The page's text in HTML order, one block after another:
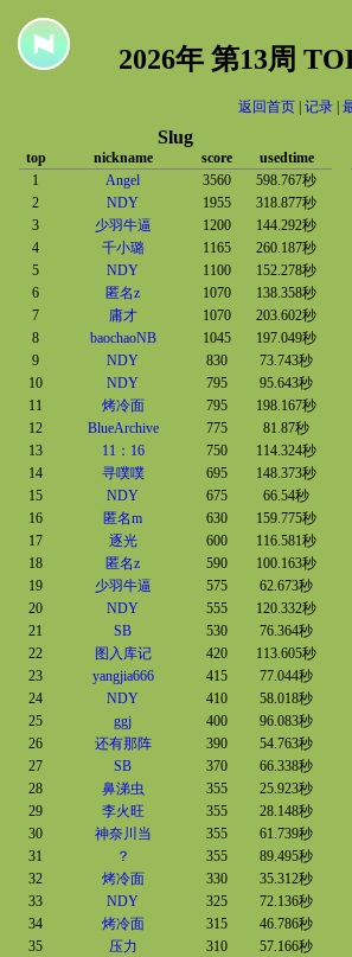
2026年 第13周
返回首页 记录
Slug
top nickname score
usedtime
1
Angel 3560
598.767秒
2
NDY 1955
318.877秒
3
少羽牛逼 1200
144.292秒
4
千小璐 1165
260.187秒
5
NDY 1100
152.278秒
6
匿名z 1070
138.358秒
7
庸才 1070
203.602秒
8
baochaoNB 1045
197.049秒
9
NDY 830
73.743秒
10
NDY 795
95.643秒
11
烤冷面 795
198.167秒
12
BlueArchive 775
81.87秒
13
11：16 750
114.324秒
14
寻噗噗 695
148.373秒
15
NDY 675
66.54秒
16
匿名m 630
159.775秒
17
逐光 600
116.581秒
18
匿名z 590
100.163秒
19
少羽牛逼 575
62.673秒
20
NDY 555
120.332秒
21
SB 530
76.364秒
22
图入库记 420
113.605秒
23
yangjia666 415
77.044秒
24
NDY 410
58.018秒
25
ggj 400
96.083秒
26
还有那阵 390
54.763秒
27
SB 370
66.338秒
28
鼻涕虫 355
25.923秒
29
李火旺 355
28.148秒
30
神奈川当 355
61.739秒
31
？ 355
89.495秒
32
烤冷面 330
35.312秒
33
NDY 325
72.136秒
34
烤冷面 315
46.786秒
35
压力 310
57.166秒